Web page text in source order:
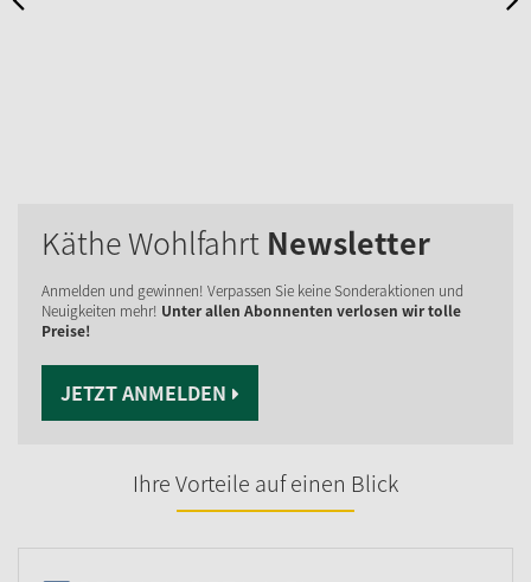
Käthe Wohlfahrt Newsletter
Anmelden und gewinnen! Verpassen Sie keine Sonderaktionen und
Neuigkeiten mehr! Unter allen Abonnenten verlosen wir tolle
Preise!
JETZT ANMELDEN
Ihre Vorteile auf einen Blick